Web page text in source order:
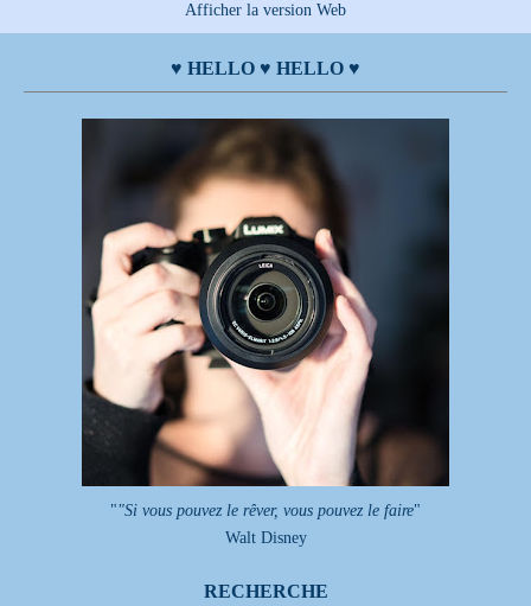
Afficher la version Web
♥ HELLO ♥ HELLO ♥
""Si vous pouvez le rêver, vous pouvez le faire"
Walt Disney
RECHERCHE